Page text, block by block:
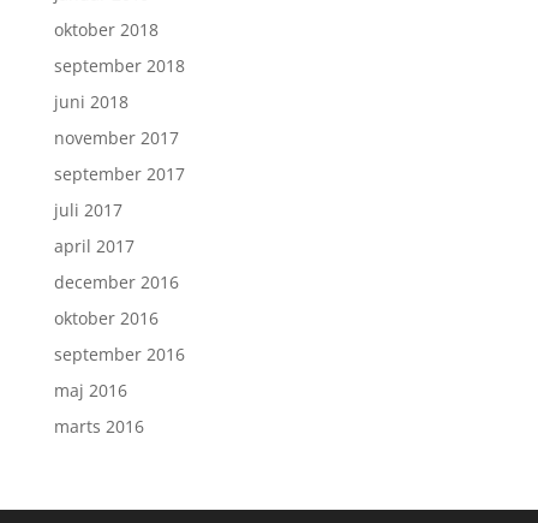
oktober 2018
september 2018
juni 2018
november 2017
september 2017
juli 2017
april 2017
december 2016
oktober 2016
september 2016
maj 2016
marts 2016